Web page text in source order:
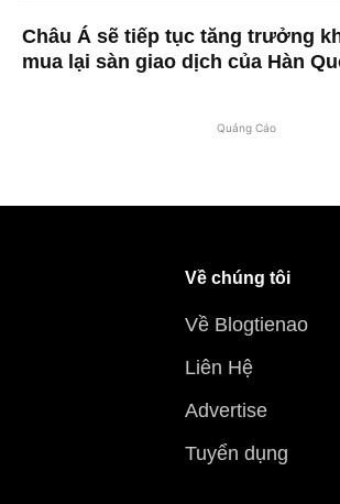
Châu Á sẽ tiếp tục tăng trưởng
mua lại sàn giao dịch của Hàn
Quảng Cáo
Về chúng tôi
Về Blogtienao
Liên Hệ
Advertise
Tuyển dụng